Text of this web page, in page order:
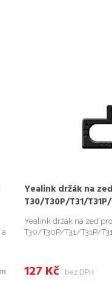
a
Yealink držák na
T30/T30P/T31/T31P/
Yealink držák na zeď
T30/T30P/T31/T31P/
127 Kč bez DPH